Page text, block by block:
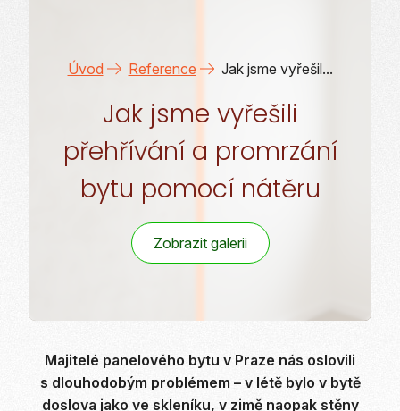
Úvod Reference Jak jsme vyřešil...
Jak jsme vyřešili
přehřívání a promrzání
bytu pomocí nátěru
Zobrazit galerii
Majitelé panelového bytu v Praze nás oslovili
s dlouhodobým problémem – v létě bylo v bytě
doslova jako ve skleníku, v zimě naopak stěny
Případové studie
Reference
Kontakty